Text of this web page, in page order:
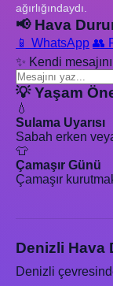
ağırlığındaydı.
📢 Hava
📱 WhatsApp 👥
✨ Kendi
💡 Yaşam
💧
Sulama Uyarısı
Sabah erken
👕
Çamaşır Günü
Çamaşır
Denizli Hava
Denizli